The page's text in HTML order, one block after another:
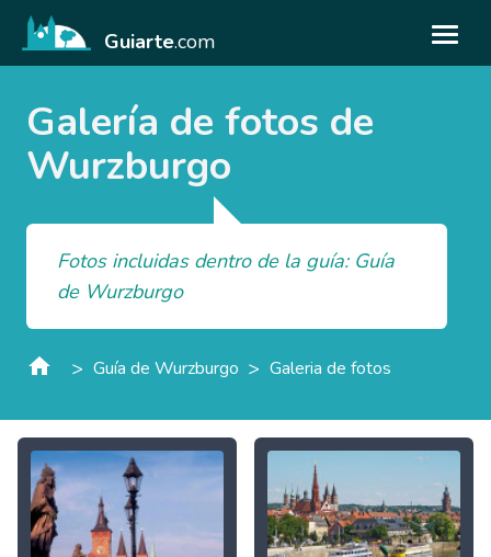
Guiarte.com
Galería de fotos de
Wurzburgo
Fotos incluidas dentro de la guía: Guía
de Wurzburgo
> Guía de Wurzburgo > Galeria de fotos